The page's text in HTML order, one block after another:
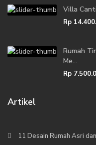
Villa
Rp
Rumah
Me...
Rp
Artikel
11 Desain Rumah Asri